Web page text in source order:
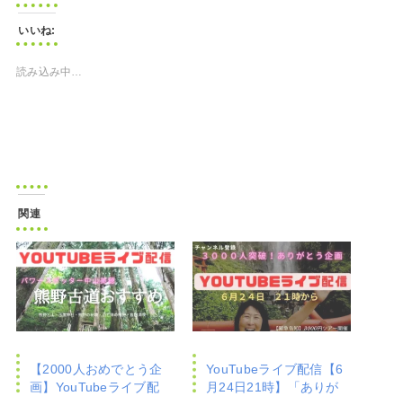
いいね:
読み込み中…
関連
【2000人おめでとう企
画】YouTubeライブ配
YouTubeライブ配信【6
月24日21時】「ありが